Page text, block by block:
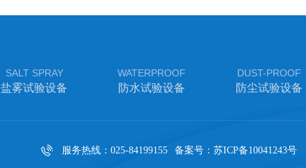
SALT SPRAY
盐雾试验设备
WATERPROOF
防水试验设备
DUST-PROOF
防尘试验设备
服务热线：025-84199155 备案号： 苏ICP备10041243号